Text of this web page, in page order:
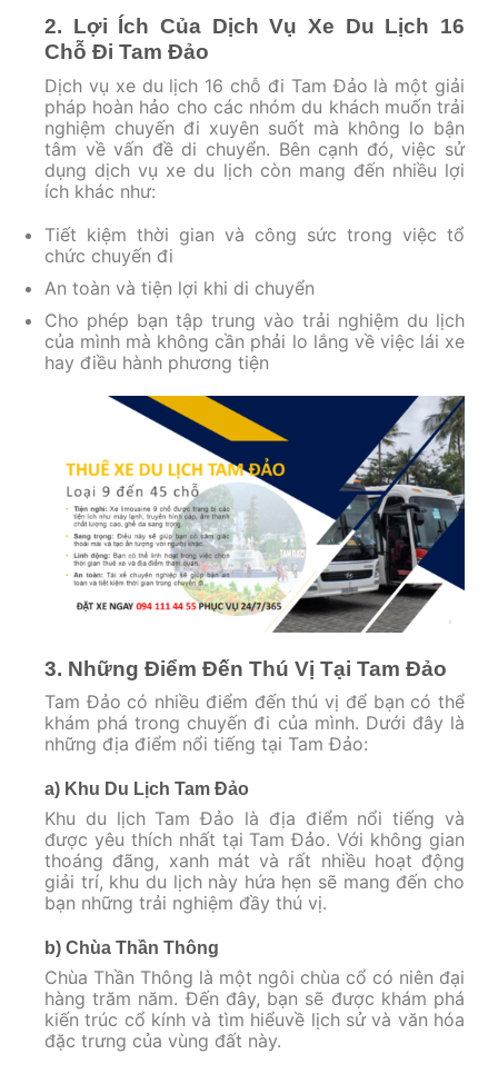
2. Lợi Ích Của Dịch Vụ Xe Du Lịch 16
Chỗ Đi Tam Đảo
Dịch vụ xe du lịch 16 chỗ đi Tam Đảo là một giải
pháp hoàn hảo cho các nhóm du khách muốn trải
nghiệm chuyến đi xuyên suốt mà không lo bận
tâm về vấn đề di chuyển. Bên cạnh đó, việc sử
dụng dịch vụ xe du lịch còn mang đến nhiều lợi
ích khác như:
Tiết kiệm thời gian và công sức trong việc tổ
chức chuyến đi
An toàn và tiện lợi khi di chuyển
Cho phép bạn tập trung vào trải nghiệm du lịch
của mình mà không cần phải lo lắng về việc lái xe
hay điều hành phương tiện
3. Những Điểm Đến Thú Vị Tại Tam Đảo
Tam Đảo có nhiều điểm đến thú vị để bạn có thể
khám phá trong chuyến đi của mình. Dưới đây là
những địa điểm nổi tiếng tại Tam Đảo:
a) Khu Du Lịch Tam Đảo
Khu du lịch Tam Đảo là địa điểm nổi tiếng và
được yêu thích nhất tại Tam Đảo. Với không gian
thoáng đãng, xanh mát và rất nhiều hoạt động
giải trí, khu du lịch này hứa hẹn sẽ mang đến cho
bạn những trải nghiệm đầy thú vị.
b) Chùa Thần Thông
Chùa Thần Thông là một ngôi chùa cổ có niên đại
hàng trăm năm. Đến đây, bạn sẽ được khám phá
kiến trúc cổ kính và tìm hiểuvề lịch sử và văn hóa
đặc trưng của vùng đất này.